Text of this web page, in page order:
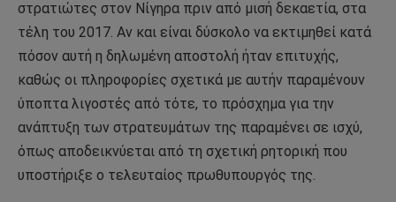
στρατιώτες στον Νίγηρα πριν από μισή δεκαετία, στα
τέλη του 2017. Αν και είναι δύσκολο να εκτιμηθεί κατά
πόσον αυτή η δηλωμένη αποστολή ήταν επιτυχής,
καθώς οι πληροφορίες σχετικά με αυτήν παραμένουν
ύποπτα λιγοστές από τότε, το πρόσχημα για την
ανάπτυξη των στρατευμάτων της παραμένει σε ισχύ,
όπως αποδεικνύεται από τη σχετική ρητορική που
υποστήριξε ο τελευταίος πρωθυπουργός της.